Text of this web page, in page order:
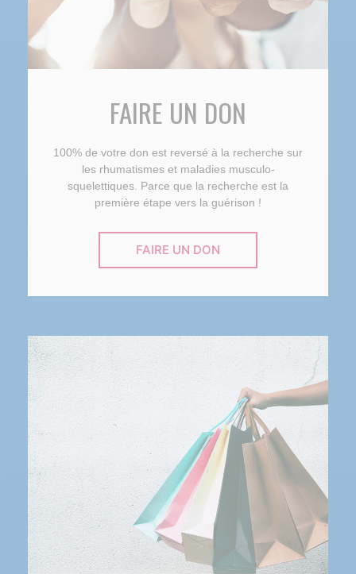
FAIRE UN DON
100% de votre don est reversé à la recherche sur
les rhumatismes et maladies musculo-
squelettiques. Parce que la recherche est la
première étape vers la guérison !
FAIRE UN DON